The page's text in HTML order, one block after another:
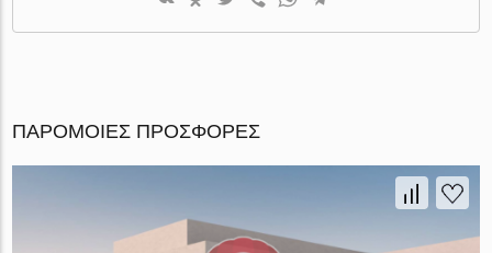
ΠΑΡΌΜΟΙΕΣ ΠΡΟΣΦΟΡΈΣ